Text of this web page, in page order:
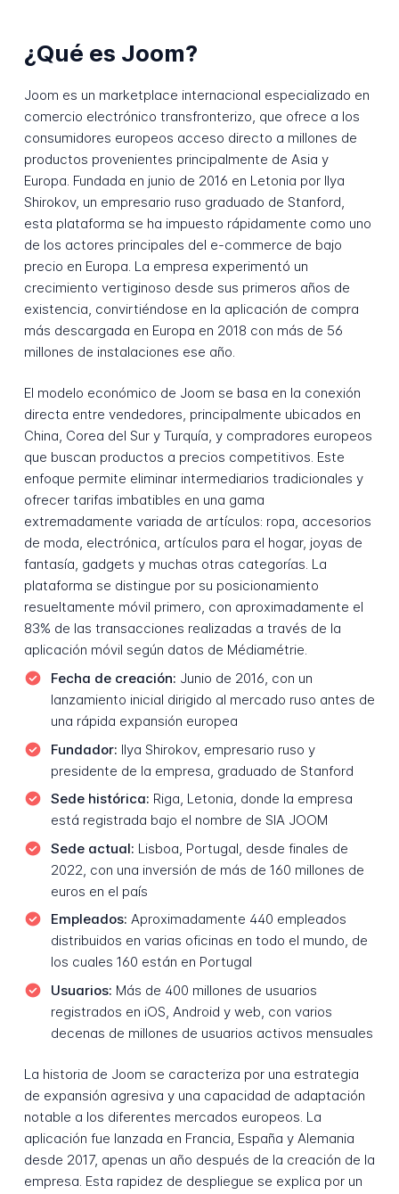
¿Qué es Joom?
Joom es un marketplace internacional especializado en
comercio electrónico transfronterizo, que ofrece a los
consumidores europeos acceso directo a millones de
productos provenientes principalmente de Asia y
Europa. Fundada en junio de 2016 en Letonia por Ilya
Shirokov, un empresario ruso graduado de Stanford,
esta plataforma se ha impuesto rápidamente como uno
de los actores principales del e-commerce de bajo
precio en Europa. La empresa experimentó un
crecimiento vertiginoso desde sus primeros años de
existencia, convirtiéndose en la aplicación de compra
más descargada en Europa en 2018 con más de 56
millones de instalaciones ese año.
El modelo económico de Joom se basa en la conexión
directa entre vendedores, principalmente ubicados en
China, Corea del Sur y Turquía, y compradores europeos
que buscan productos a precios competitivos. Este
enfoque permite eliminar intermediarios tradicionales y
ofrecer tarifas imbatibles en una gama
extremadamente variada de artículos: ropa, accesorios
de moda, electrónica, artículos para el hogar, joyas de
fantasía, gadgets y muchas otras categorías. La
plataforma se distingue por su posicionamiento
resueltamente móvil primero, con aproximadamente el
83% de las transacciones realizadas a través de la
aplicación móvil según datos de Médiamétrie.
Fecha de creación: Junio de 2016, con un
lanzamiento inicial dirigido al mercado ruso antes de
una rápida expansión europea
Fundador: Ilya Shirokov, empresario ruso y
presidente de la empresa, graduado de Stanford
Sede histórica: Riga, Letonia, donde la empresa
está registrada bajo el nombre de SIA JOOM
Sede actual: Lisboa, Portugal, desde finales de
2022, con una inversión de más de 160 millones de
euros en el país
Empleados: Aproximadamente 440 empleados
distribuidos en varias oficinas en todo el mundo, de
los cuales 160 están en Portugal
Usuarios: Más de 400 millones de usuarios
registrados en iOS, Android y web, con varios
decenas de millones de usuarios activos mensuales
La historia de Joom se caracteriza por una estrategia
de expansión agresiva y una capacidad de adaptación
notable a los diferentes mercados europeos. La
aplicación fue lanzada en Francia, España y Alemania
desde 2017, apenas un año después de la creación de la
empresa. Esta rapidez de despliegue se explica por un